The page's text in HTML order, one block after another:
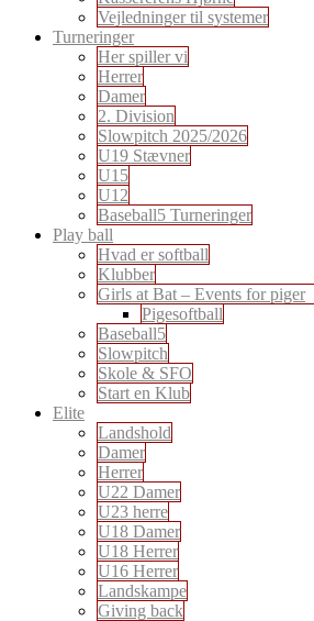
Vejledninger til systemer
Turneringer
Her spiller vi
Herrer
Damer
2. Division
Slowpitch 2025/2026
U19 Stævner
U15
U12
Baseball5 Turneringer
Play ball
Hvad er softball
Klubber
Girls at Bat – Events for piger
Pigesoftball
Baseball5
Slowpitch
Skole & SFO
Start en Klub
Elite
Landshold
Damer
Herrer
U22 Damer
U23 herre
U18 Damer
U18 Herrer
U16 Herrer
Landskampe
Giving back